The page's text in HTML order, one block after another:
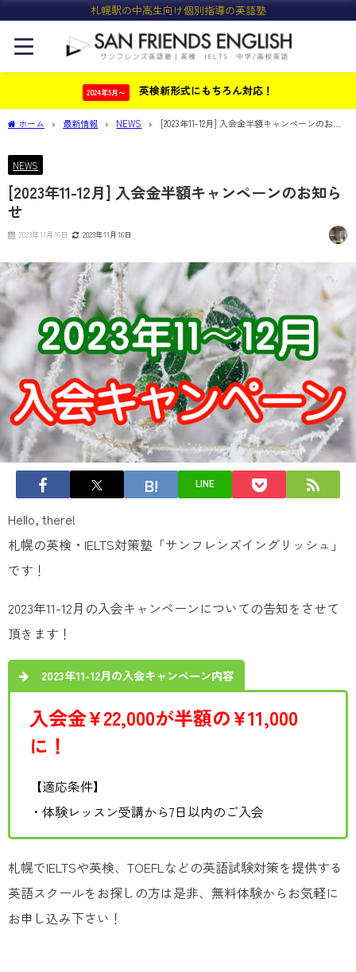
札幌駅の中高生向け個別指導の英語塾
2024年5月〜 英検新形式にもちろん対応！
ホーム 最新情報 NEWS
[2023年11-12月] 入会金半額キャンペーンのお知
NEWS
[2023年11-12月] 入会金半額キャンペーンのお知ら
せ
2023年11月16日 2023年11月16日
LINE
Hello, there!
札幌の英検・IELTS対策塾「サンフレンズイングリッシュ」
です！
2023年11-12月の入会キャンペーンについての告知をさせて
頂きます！
2023年11-12月の入会キャンペーン内容
入会金¥22,000が半額の¥11,000
に！
【適応条件】
・体験レッスン受講から7日以内のご入会
札幌でIELTSや英検、TOEFLなどの英語試験対策を提供する
英語スクールをお探しの方は是非、無料体験からお気軽に
お申し込み下さい！